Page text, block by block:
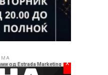
од Estrada Marketing x